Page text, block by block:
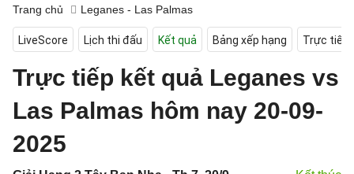
Trang chủ Leganes - Las Palmas
LiveScore Lịch thi đấu Kết quả Bảng xếp hạng Trực tiếp
Trực tiếp kết quả Leganes vs
Las Palmas hôm nay 20-09-
2025